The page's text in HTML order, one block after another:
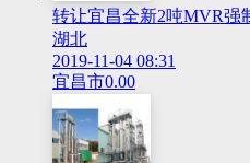
转让宜昌全新2吨MVR强
湖北
2019-11-04 08:31
宜昌市0.00